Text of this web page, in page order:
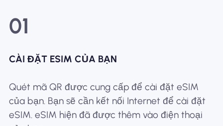
01
CÀI ĐẶT ESIM CỦA BẠN
Quét mã QR được cung cấp để cài đặt eSIM
của bạn. Bạn sẽ cần kết nối Internet để cài đặt
eSIM. eSIM hiện đã được thêm vào điện thoại